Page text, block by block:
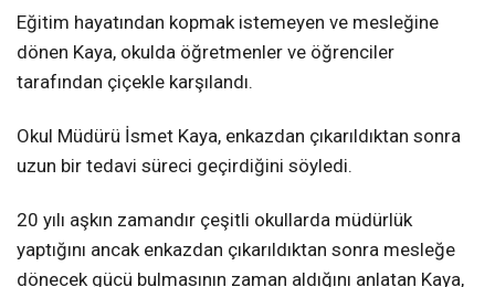
Eğitim hayatından kopmak istemeyen ve mesleğine
dönen Kaya, okulda öğretmenler ve öğrenciler
tarafından çiçekle karşılandı.
Okul Müdürü İsmet Kaya, enkazdan çıkarıldıktan sonra
uzun bir tedavi süreci geçirdiğini söyledi.
20 yılı aşkın zamandır çeşitli okullarda müdürlük
yaptığını ancak enkazdan çıkarıldıktan sonra mesleğe
dönecek gücü bulmasının zaman aldığını anlatan Kaya,